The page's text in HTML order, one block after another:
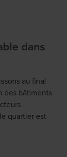
dans
au final
des bâtiments
quartier est